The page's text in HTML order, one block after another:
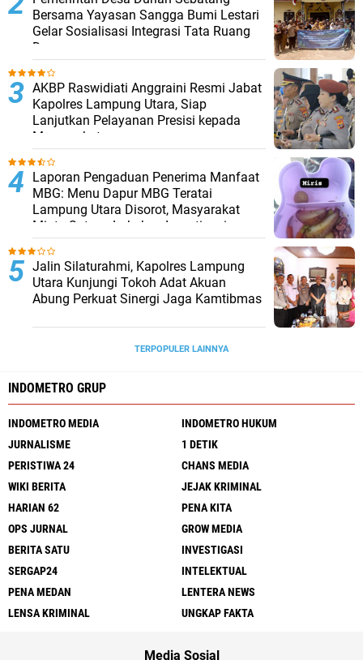
Bersama Yayasan Sangga Bumi Lestari
Gelar Sosialisasi Integrasi Tata Ruang
Desa
AKBP Raswidiati Anggraini Resmi Jabat
Kapolres Lampung Utara, Siap
Lanjutkan Pelayanan Presisi kepada
Masyarakat
Laporan Pengaduan Penerima Manfaat
MBG: Menu Dapur MBG Teratai
Lampung Utara Disorot, Masyarakat
Minta Satgas Lakukan Investigasi
Jalin Silaturahmi, Kapolres Lampung
Utara Kunjungi Tokoh Adat Akuan
Abung Perkuat Sinergi Jaga Kamtibmas
TERPOPULER LAINNYA
INDOMETRO GRUP
INDOMETRO MEDIA
INDOMETRO HUKUM
JURNALISME
1 DETIK
PERISTIWA 24
CHANS MEDIA
WIKI BERITA
JEJAK KRIMINAL
HARIAN 62
PENA KITA
OPS JURNAL
GROW MEDIA
BERITA SATU
INVESTIGASI
SERGAP24
INTELEKTUAL
PENA MEDAN
LENTERA NEWS
LENSA KRIMINAL
UNGKAP FAKTA
Media Sosial